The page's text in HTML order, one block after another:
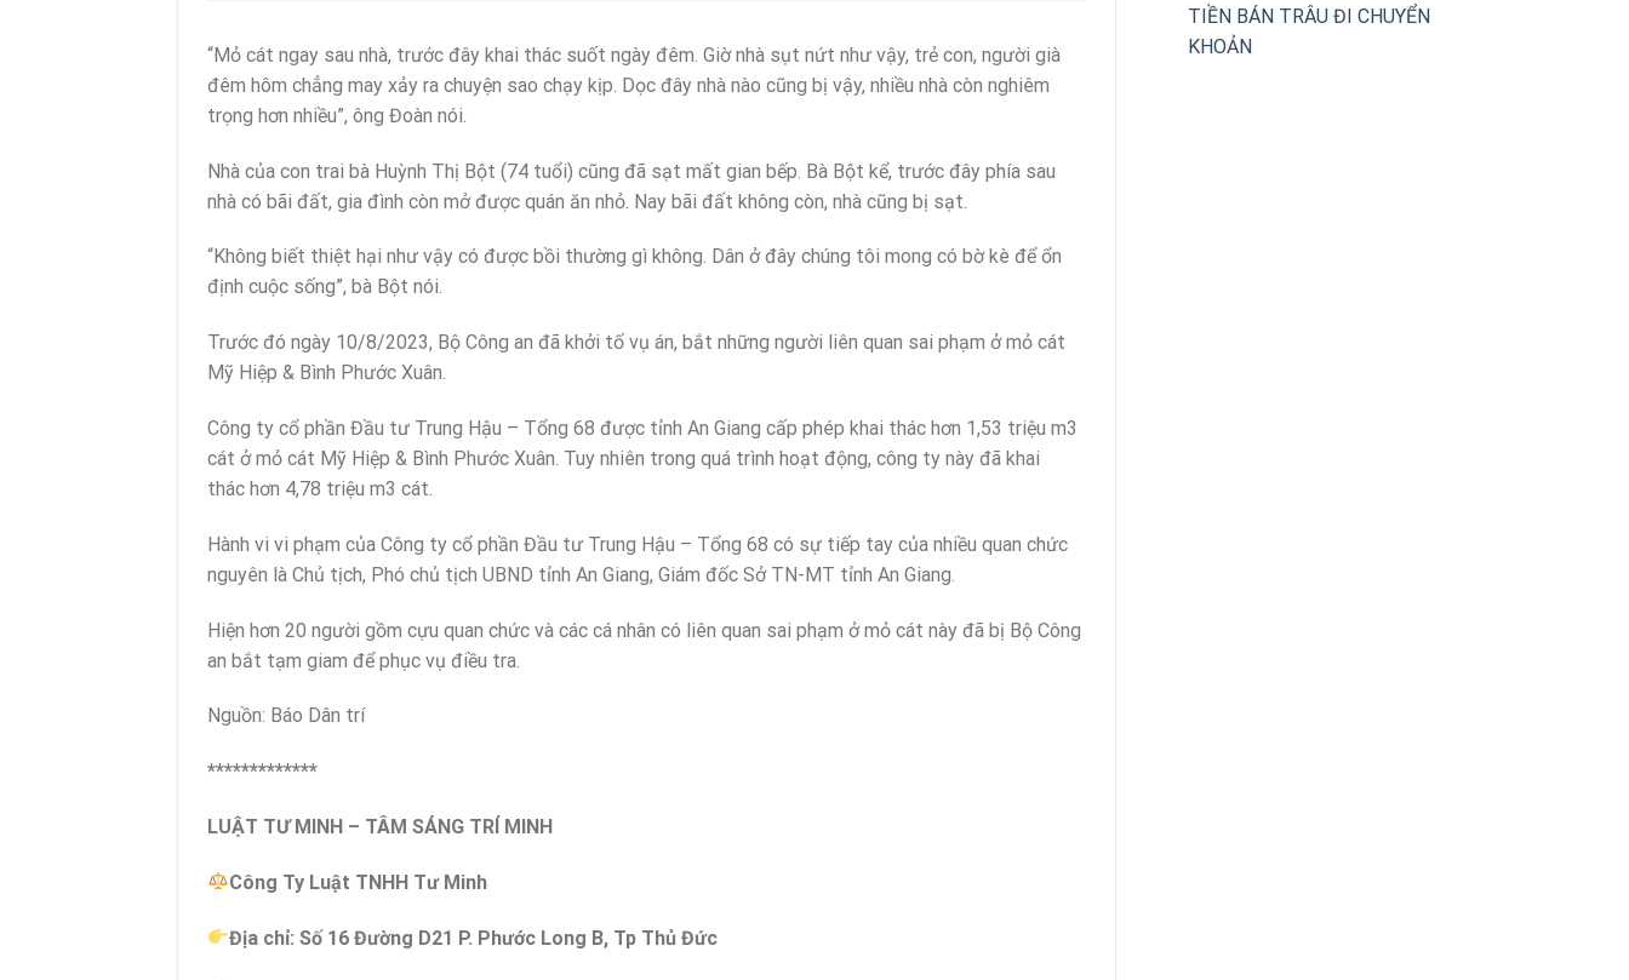
“Mỏ cát ngay sau nhà, trước đây khai thác suốt ngày đêm. Giờ nhà sụt nứt như vậy, trẻ con, người già
đêm hôm chẳng may xảy ra chuyện sao chạy kịp. Dọc đây nhà nào cũng bị vậy, nhiều nhà còn nghiêm
trọng hơn nhiều”, ông Đoàn nói.
Nhà của con trai bà Huỳnh Thị Bột (74 tuổi) cũng đã sạt mất gian bếp. Bà Bột kể, trước đây phía sau
nhà có bãi đất, gia đình còn mở được quán ăn nhỏ. Nay bãi đất không còn, nhà cũng bị sạt.
“Không biết thiệt hại như vậy có được bồi thường gì không. Dân ở đây chúng tôi mong có bờ kè để ổn
định cuộc sống”, bà Bột nói.
Trước đó ngày 10/8/2023, Bộ Công an đã khởi tố vụ án, bắt những người liên quan sai phạm ở mỏ cát
Mỹ Hiệp & Bình Phước Xuân.
Công ty cổ phần Đầu tư Trung Hậu – Tổng 68 được tỉnh An Giang cấp phép khai thác hơn 1,53 triệu m3
cát ở mỏ cát Mỹ Hiệp & Bình Phước Xuân. Tuy nhiên trong quá trình hoạt động, công ty này đã khai
thác hơn 4,78 triệu m3 cát.
Hành vi vi phạm của Công ty cổ phần Đầu tư Trung Hậu – Tổng 68 có sự tiếp tay của nhiều quan chức
nguyên là Chủ tịch, Phó chủ tịch UBND tỉnh An Giang, Giám đốc Sở TN-MT tỉnh An Giang.
Hiện hơn 20 người gồm cựu quan chức và các cá nhân có liên quan sai phạm ở mỏ cát này đã bị Bộ Công
an bắt tạm giam để phục vụ điều tra.
Nguồn: Báo Dân trí
*************
LUẬT TƯ MINH – TÂM SÁNG TRÍ MINH
Công Ty Luật TNHH Tư Minh
Địa chỉ: Số 16 Đường D21 P. Phước Long B, Tp Thủ Đức
TIỀN BÁN TRÂU ĐI CHUYỂN
KHOẢN